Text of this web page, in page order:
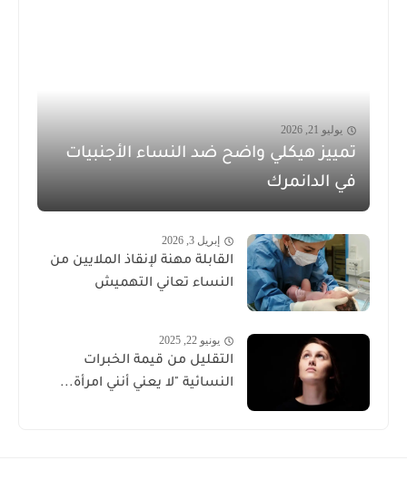
يوليو 21, 2026
تمييز هيكلي واضح ضد النساء الأجنبيات
في الدانمرك
إبريل 3, 2026
القابلة مهنة لإنقاذ الملايين من
النساء تعاني التهميش
يونيو 22, 2025
التقليل من قيمة الخبرات
النسائية "لا يعني أنني امرأة...